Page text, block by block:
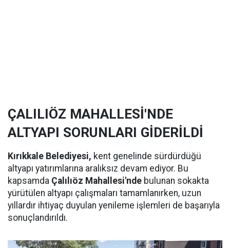
ÇALILIÖZ MAHALLESİ'NDE
ALTYAPI SORUNLARI GİDERİLDİ
Kırıkkale Belediyesi, kent genelinde sürdürdüğü
altyapı yatırımlarına aralıksız devam ediyor. Bu
kapsamda Çalılıöz Mahallesi'nde bulunan sokakta
yürütülen altyapı çalışmaları tamamlanırken, uzun
yıllardır ihtiyaç duyulan yenileme işlemleri de başarıyla
sonuçlandırıldı.